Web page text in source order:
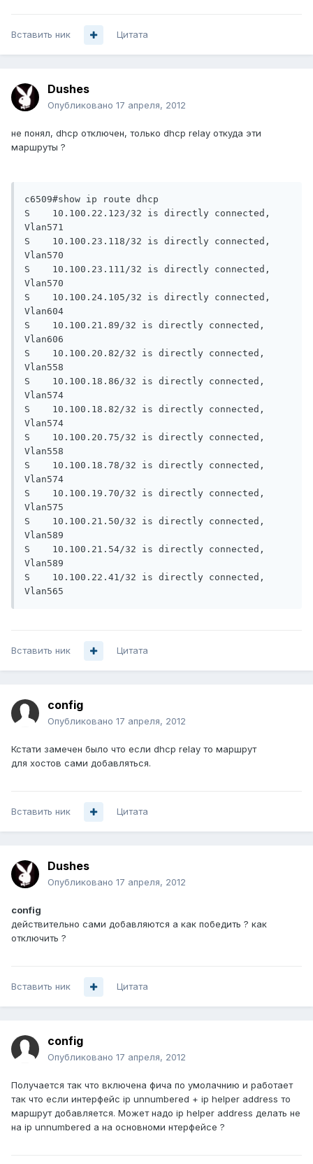
Вставить ник Цитата
Dushes
Опубликовано 17 апреля, 2012
не понял, dhcp отключен, только dhcp relay откуда эти
маршруты ?
c6509#show ip route dhcp
S    10.100.22.123/32 is directly connected,
Vlan571
S    10.100.23.118/32 is directly connected,
Vlan570
S    10.100.23.111/32 is directly connected,
Vlan570
S    10.100.24.105/32 is directly connected,
Vlan604
S    10.100.21.89/32 is directly connected,
Vlan606
S    10.100.20.82/32 is directly connected,
Vlan558
S    10.100.18.86/32 is directly connected,
Vlan574
S    10.100.18.82/32 is directly connected,
Vlan574
S    10.100.20.75/32 is directly connected,
Vlan558
S    10.100.18.78/32 is directly connected,
Vlan574
S    10.100.19.70/32 is directly connected,
Vlan575
S    10.100.21.50/32 is directly connected,
Vlan589
S    10.100.21.54/32 is directly connected,
Vlan589
S    10.100.22.41/32 is directly connected,
Vlan565
Вставить ник Цитата
config
Опубликовано 17 апреля, 2012
Кстати замечен было что если dhcp relay то маршрут
для хостов сами добавляться.
Вставить ник Цитата
Dushes
Опубликовано 17 апреля, 2012
config
действительно сами добавляются а как победить ? как
отключить ?
Вставить ник Цитата
config
Опубликовано 17 апреля, 2012
Получается так что включена фича по умолачнию и работает
так что если интерфейс ip unnumbered + ip helper address то
маршрут добавляется. Может надo ip helper address делать не
на ip unnumbered а на основноми нтерфейсе ?